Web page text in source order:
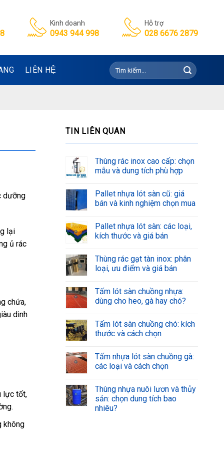
Kinh doanh
0943 944 998
Hỗ trợ
028 6676 2879
LIÊN HỆ
Tìm
kiếm:
dưỡng
lại
ủ rác
chứa,
dinh
lực tốt,
không
TIN LIÊN QUAN
Thùng rác inox cao cấp: chọn
mẫu và dung tích phù hợp
Pallet nhựa lót sàn cũ: giá
bán và kinh nghiệm chọn mua
Pallet nhựa lót sàn: các loại,
kích thước và giá bán
Thùng rác gạt tàn inox: phân
loại, ưu điểm và giá bán
Tấm lót sàn chuồng nhựa:
dùng cho heo, gà hay chó?
Tấm lót sàn chuồng chó: kích
thước và cách chọn
Tấm nhựa lót sàn chuồng gà:
các loại và cách chọn
Thùng nhựa nuôi lươn và thủy
sản: chọn dung tích bao
nhiêu?